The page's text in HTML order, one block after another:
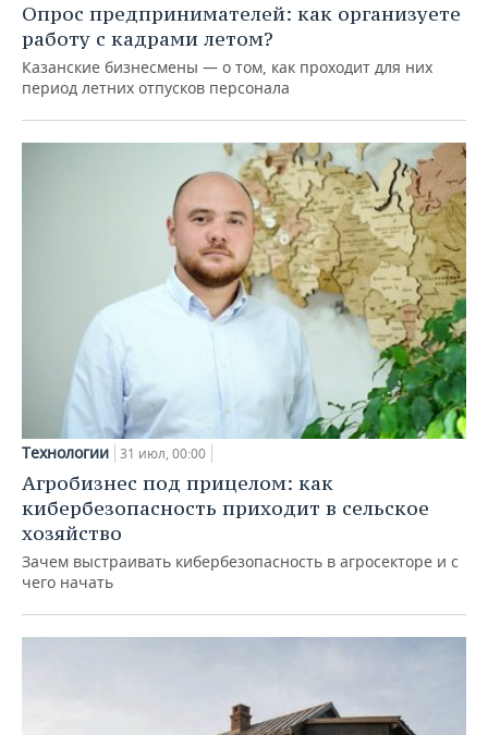
Опрос предпринимателей: как организуете
работу с кадрами летом?
Казанские бизнесмены — о том, как проходит для них
период летних отпусков персонала
Технологии 31 июл, 00:00
Агробизнес под прицелом: как
кибербезопасность приходит в сельское
хозяйство
Зачем выстраивать кибербезопасность в агросекторе и с
чего начать